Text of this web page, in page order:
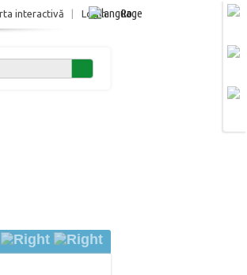
Login Ro
interactivă